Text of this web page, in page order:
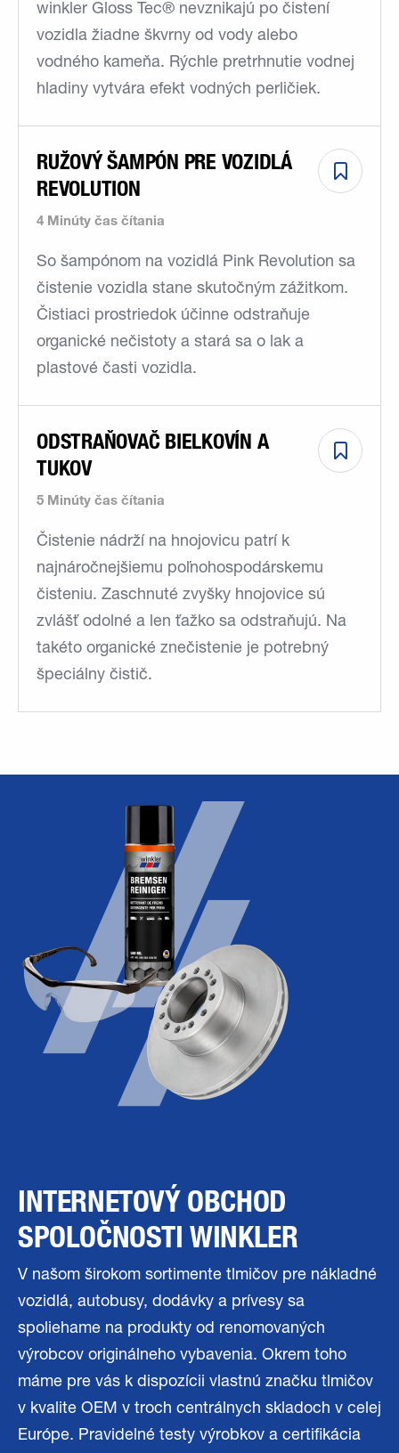
winkler Gloss Tec® nevznikajú po čistení
vozidla žiadne škvrny od vody alebo
vodného kameňa. Rýchle pretrhnutie vodnej
hladiny vytvára efekt vodných perličiek.
4 Minúty čas čítania
RUŽOVÝ ŠAMPÓN PRE VOZIDLÁ
REVOLUTION
So šampónom na vozidlá Pink Revolution sa
čistenie vozidla stane skutočným zážitkom.
Čistiaci prostriedok účinne odstraňuje
organické nečistoty a stará sa o lak a
plastové časti vozidla.
5 Minúty čas čítania
ODSTRAŇOVAČ BIELKOVÍN A
TUKOV
Čistenie nádrží na hnojovicu patrí k
najnáročnejšiemu poľnohospodárskemu
čisteniu. Zaschnuté zvyšky hnojovice sú
zvlášť odolné a len ťažko sa odstraňujú. Na
takéto organické znečistenie je potrebný
špeciálny čistič.
INTERNETOVÝ OBCHOD
SPOLOČNOSTI WINKLER
V našom širokom sortimente tlmičov pre nákladné
vozidlá, autobusy, dodávky a prívesy sa
spoliehame na produkty od renomovaných
výrobcov originálneho vybavenia. Okrem toho
máme pre vás k dispozícii vlastnú značku tlmičov
v kvalite OEM v troch centrálnych skladoch v celej
Európe. Pravidelné testy výrobkov a certifikácia